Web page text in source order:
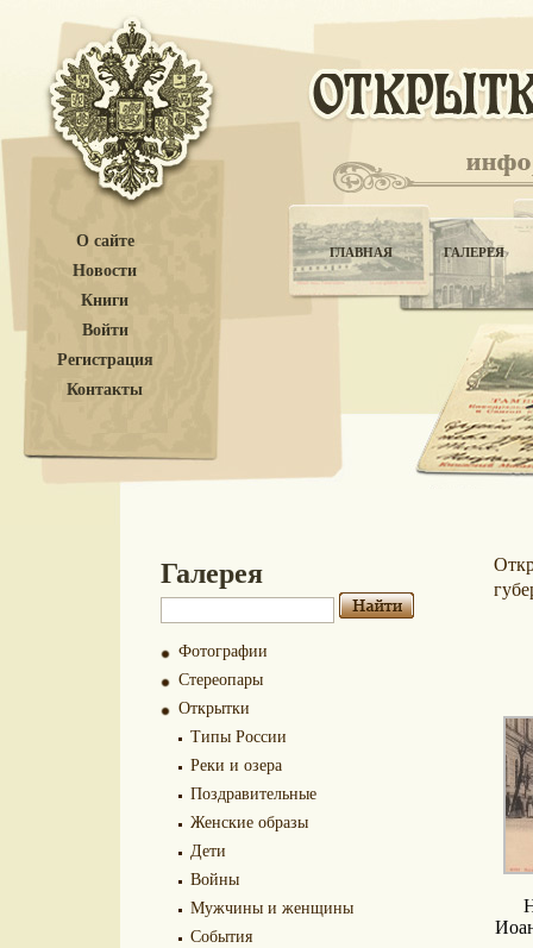
О сайте
Новости
Книги
Войти
Регистрация
Контакты
ГЛАВНАЯ ГАЛЕРЕЯ
Галерея
Фотографии
Стереопары
Открытки
Типы России
Реки и озера
Поздравительные
Женские образы
Дети
Войны
Мужчины и женщины
События